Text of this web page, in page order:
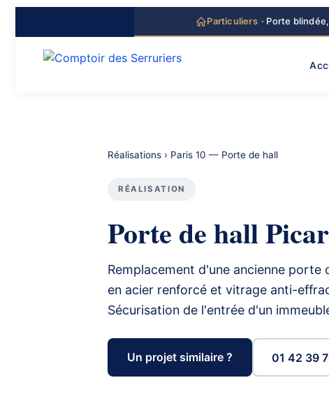
Particuliers · Porte
Réalisations › Paris 10 — Porte de hall
RÉALISATION
Porte de hall
Remplacement d'une ancienne
en acier renforcé et vitrage anti-
Sécurisation de l'entrée d'un
Un projet similaire ? 01 42 39